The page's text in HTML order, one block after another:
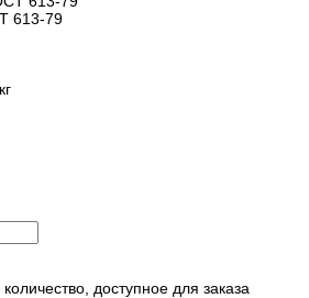
613-79
доступное для заказа